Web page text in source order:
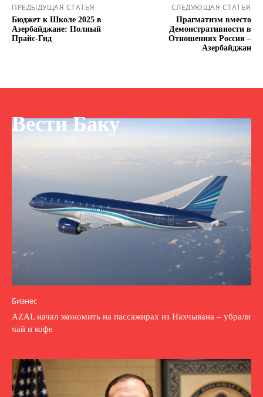
ПРЕДЫДУЩАЯ СТАТЬЯ
Бюджет к Школе 2025 в
Азербайджане: Полный
Прайс-Гид
СЛЕДУЮЩАЯ СТАТЬЯ
Прагматизм вместо
Демонстративности в
Отношениях Россия –
Азербайджан
Вести Баку
Бизнес
AZAL начал экономить на пассажирах из Нахчывана – убрали
чай и кофе